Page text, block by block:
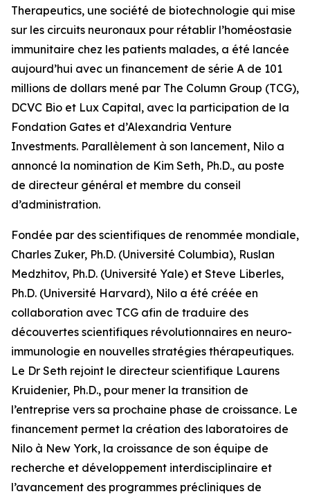
Therapeutics, une société de biotechnologie qui mise
sur les circuits neuronaux pour rétablir l’homéostasie
immunitaire chez les patients malades, a été lancée
aujourd’hui avec un financement de série A de 101
millions de dollars mené par The Column Group (TCG),
DCVC Bio et Lux Capital, avec la participation de la
Fondation Gates et d’Alexandria Venture
Investments. Parallèlement à son lancement, Nilo a
annoncé la nomination de Kim Seth, Ph.D., au poste
de directeur général et membre du conseil
d’administration.
Fondée par des scientifiques de renommée mondiale,
Charles Zuker, Ph.D. (Université Columbia), Ruslan
Medzhitov, Ph.D. (Université Yale) et Steve Liberles,
Ph.D. (Université Harvard), Nilo a été créée en
collaboration avec TCG afin de traduire des
découvertes scientifiques révolutionnaires en neuro-
immunologie en nouvelles stratégies thérapeutiques.
Le Dr Seth rejoint le directeur scientifique Laurens
Kruidenier, Ph.D., pour mener la transition de
l’entreprise vers sa prochaine phase de croissance. Le
financement permet la création des laboratoires de
Nilo à New York, la croissance de son équipe de
recherche et développement interdisciplinaire et
l’avancement des programmes précliniques de